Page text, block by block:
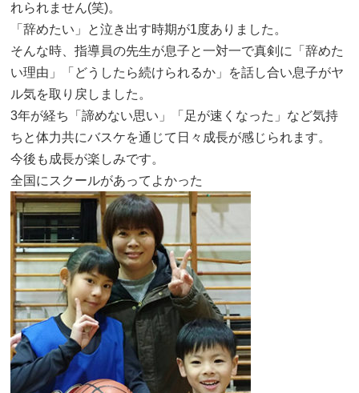
れられません(笑)。
「辞めたい」と泣き出す時期が1度ありました。
そんな時、指導員の先生が息子と一対一で真剣に「辞めた
い理由」「どうしたら続けられるか」を話し合い息子がヤ
ル気を取り戻しました。
3年が経ち「諦めない思い」「足が速くなった」など気持
ちと体力共にバスケを通じて日々成長が感じられます。
今後も成長が楽しみです。
全国にスクールがあってよかった